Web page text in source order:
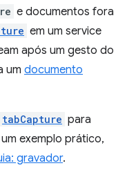
e documentos fora
em um service
após um gesto do
um documento
tabCapture para
exemplo prático,
gravador.